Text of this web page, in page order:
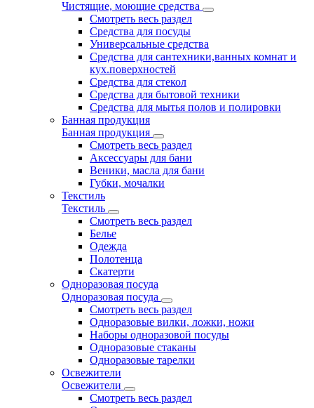
Чистящие, моющие средства
Смотреть весь раздел
Средства для посуды
Универсальные средства
Средства для сантехники,ванных комнат и
кух.поверхностей
Средства для стекол
Средства для бытовой техники
Средства для мытья полов и полировки
Банная продукция
Банная продукция
Смотреть весь раздел
Аксессуары для бани
Веники, масла для бани
Губки, мочалки
Текстиль
Текстиль
Смотреть весь раздел
Белье
Одежда
Полотенца
Скатерти
Одноразовая посуда
Одноразовая посуда
Смотреть весь раздел
Одноразовые вилки, ложки, ножи
Наборы одноразовой посуды
Одноразовые стаканы
Одноразовые тарелки
Освежители
Освежители
Смотреть весь раздел